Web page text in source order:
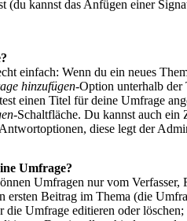
(du kannst das Anfügen einer
einfach: Wenn du ein neues
hinzufügen-Option unterhalb der
einen Titel für deine Umfrage
-Schaltfläche. Du kannst auch ein
diese legt der
Umfrage?
Umfragen nur vom
ersten Beitrag im Thema (die
die Umfrage editieren oder